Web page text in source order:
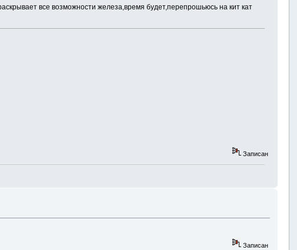
все возможности железа,время будет,перепрошьюсь на кит кат
Записан
Записан